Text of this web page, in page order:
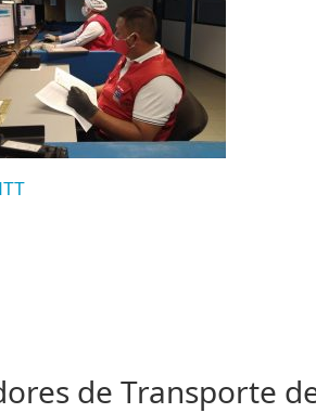
de Guarda y Custodia de Vehículos
modos de Transferir la Propiedad del
de Transporte